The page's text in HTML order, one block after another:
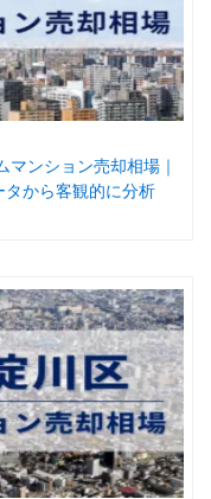
マンション売却相場｜
から客観的に分析